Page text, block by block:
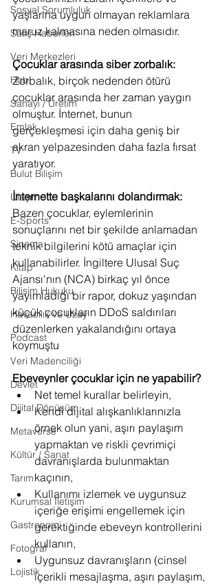
Sosyal Sorumluluk
Satış Haberleri
Veri Merkezleri
Hobi
Sanayi / Üretim
Emlak
TV
Bulut Bilişim
Ulaşım
E-Sports
Sinema
Kitap
Bilişim Hukuku
Havacılık ve Uzay
Podcast
Veri Madenciliği
Devlet
Dijital Dönüşüm
Metaverse
Kültür / Sanat
Tarım
Kurumsal İletişim
Gastronomi
Fotoğraf
Lojistik
yaşlarına uygun olmayan reklamlara
maruz kalmasına neden olmasıdır.
Çocuklar arasında siber zorbalık:
Zorbalık, birçok nedenden ötürü
çocuklar arasında her zaman yaygın
olmuştur. İnternet, bunun
gerçekleşmesi için daha geniş bir
akran yelpazesinden daha fazla fırsat
yaratıyor.
İnternette başkalarını dolandırmak:
Bazen çocuklar, eylemlerinin
sonuçlarını net bir şekilde anlamadan
teknik bilgilerini kötü amaçlar için
kullanabilirler. İngiltere Ulusal Suç
Ajansı'nın (NCA) birkaç yıl önce
yayımladığı bir rapor, dokuz yaşından
küçük çocukların DDoS saldırıları
düzenlerken yakalandığını ortaya
koymuştu
Ebeveynler çocuklar için ne yapabilir?
Net temel kurallar belirleyin,
Kendi dijital alışkanlıklarınızla
örnek olun yani, aşırı paylaşım
yapmaktan ve riskli çevrimiçi
davranışlarda bulunmaktan
kaçının,
Kullanımı izlemek ve uygunsuz
içeriğe erişimi engellemek için
gerektiğinde ebeveyn kontrollerini
kullanın,
Uygunsuz davranışların (cinsel
içerikli mesajlaşma, aşırı paylaşım,